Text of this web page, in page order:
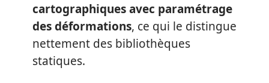
cartographiques avec paramétrage
des déformations, ce qui le distingue
nettement des bibliothèques
statiques.